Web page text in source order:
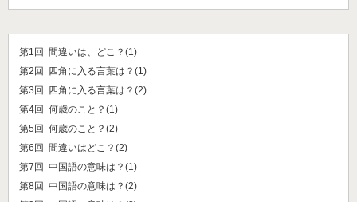
第1回 間違いは、どこ？(1)
第2回 四角に入る言葉は？(1)
第3回 四角に入る言葉は？(2)
第4回 何歳のこと？(1)
第5回 何歳のこと？(2)
第6回 間違いはどこ？(2)
第7回 中国語の意味は？(1)
第8回 中国語の意味は？(2)